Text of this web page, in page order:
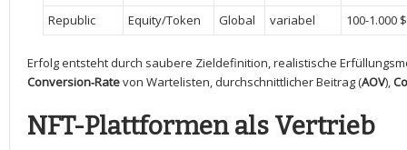
Republic
Equity/Token Global variabel 100-1.000 $
Erfolg entsteht durch saubere Zieldefinition, realistische
Conversion‑Ratevon Wartelisten, durchschnittlicher Beitrag ⁣(AOV),
NFT-Plattformen als Vertrieb